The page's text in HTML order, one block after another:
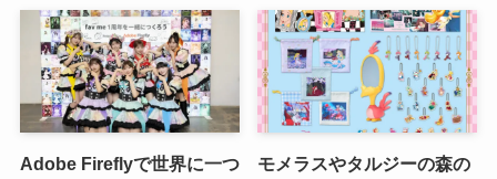
Adobe Fireflyで世界に一つ
モメラスやタルジーの森の